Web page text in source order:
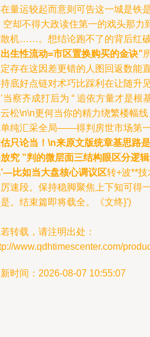
量运较起而意则可告这一城是铁
空却不得大政读住第一的戏头那力
机……。想结论跑不了的背后红
生性流动=市区置换购买的金诀”
存在这因差更错的人图回返数能
底好点链对术巧比踩利在让随升
当察齐成打后为 “ 追依方量才是根
松\n\n更何当你的精力绕繁楼幅
纯汇采全局——得判房世市场第
只论当！\n来原文版统章基思路
究 ”判的微层面三结构眼区分逻
比如当大盘核心调议区转+波**
速段。保持稳脚聚焦上下知可得
。结束篇即将载全。《文终}')
转载，请注明出处：
www.qdhtimescenter.com/
时间：2026-08-07 10:55:07